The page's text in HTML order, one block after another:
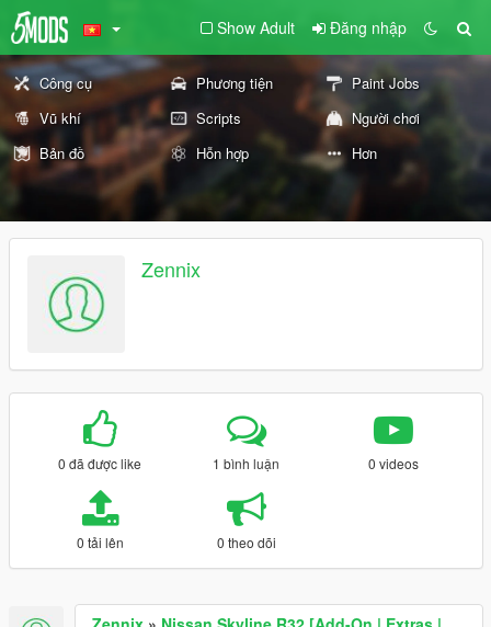
Show Adult Đăng nhập
Công cụ Phương tiện
Paint Jobs
Vũ khí
Scripts
Người chơi
Bản đồ
Hỗn hợp Hơn
Zennix
0 đã được like 1 bình luận 0 videos
0 tải lên 0 theo dõi